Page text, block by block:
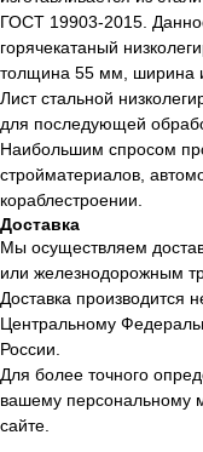
ГОСТ 19903-2015.
горячекатаный
толщина 55 мм, ширина
Лист стальной
для последующей
Наибольшим спросом
стройматериалов,
кораблестроении.
Доставка
Мы осуществляем
или железнодорожным
Доставка производится
Центральному
России.
Для более точного
вашему персональному
сайте.